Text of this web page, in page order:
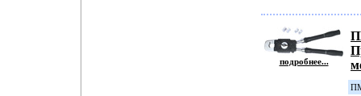
подробнее...